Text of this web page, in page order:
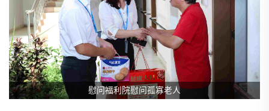
慰问福利院慰问孤寡老人